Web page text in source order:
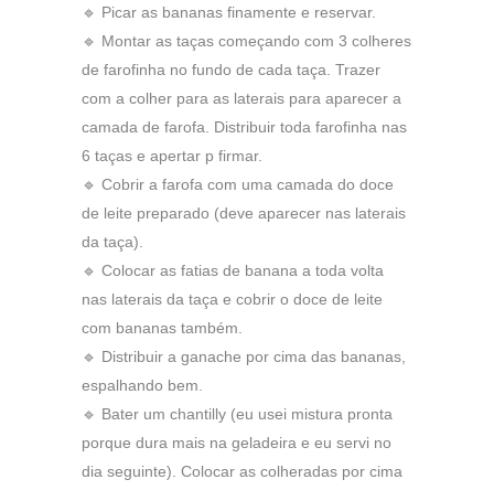
🔹 Picar as bananas finamente e reservar.
🔹 Montar as taças começando com 3 colheres
de farofinha no fundo de cada taça. Trazer
com a colher para as laterais para aparecer a
camada de farofa. Distribuir toda farofinha nas
6 taças e apertar p firmar.
🔹 Cobrir a farofa com uma camada do doce
de leite preparado (deve aparecer nas laterais
da taça).
🔹 Colocar as fatias de banana a toda volta
nas laterais da taça e cobrir o doce de leite
com bananas também.
🔹 Distribuir a ganache por cima das bananas,
espalhando bem.
🔹 Bater um chantilly (eu usei mistura pronta
porque dura mais na geladeira e eu servi no
dia seguinte). Colocar as colheradas por cima